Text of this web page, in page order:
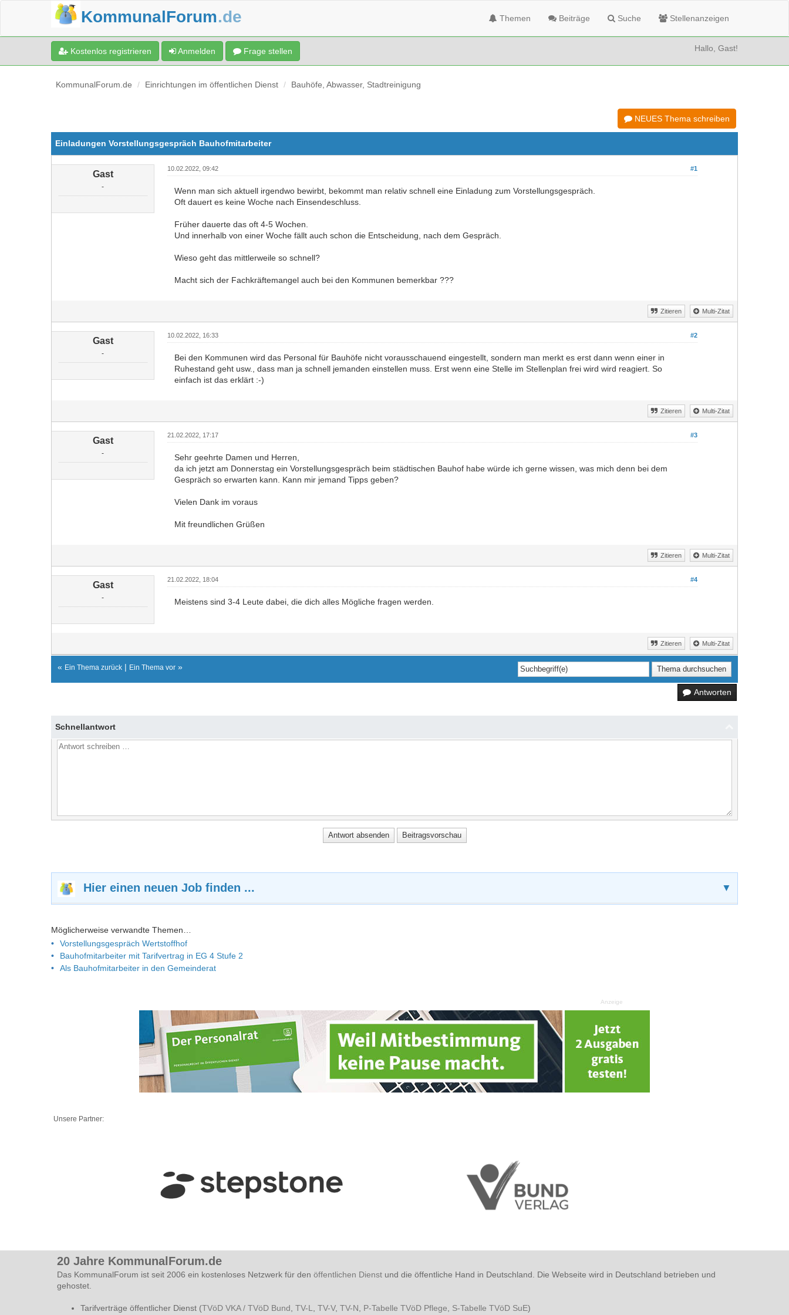
KommunalForum.de Themen Beiträge Suche Stellenanzeigen
Kostenlos registrieren Anmelden Frage stellen Hallo, Gast!
KommunalForum.de Einrichtungen im öffentlichen Dienst Bauhöfe, Abwasser, Stadtreinigung
NEUES Thema schreiben
Einladungen Vorstellungsgespräch Bauhofmitarbeiter
Gast
-
#1
10.02.2022, 09:42
Wenn man sich aktuell irgendwo bewirbt, bekommt man relativ schnell eine Einladung zum Vorstellungsgespräch.
Oft dauert es keine Woche nach Einsendeschluss.
Früher dauerte das oft 4-5 Wochen.
Und innerhalb von einer Woche fällt auch schon die Entscheidung, nach dem Gespräch.
Wieso geht das mittlerweile so schnell?
Macht sich der Fachkräftemangel auch bei den Kommunen bemerkbar ???
Zitieren Multi-Zitat
Gast
-
#2
10.02.2022, 16:33
Bei den Kommunen wird das Personal für Bauhöfe nicht vorausschauend eingestellt, sondern man merkt es erst dann wenn einer in
Ruhestand geht usw., dass man ja schnell jemanden einstellen muss. Erst wenn eine Stelle im Stellenplan frei wird wird reagiert. So
einfach ist das erklärt :-)
Zitieren Multi-Zitat
Gast
-
#3
21.02.2022, 17:17
Sehr geehrte Damen und Herren,
da ich jetzt am Donnerstag ein Vorstellungsgespräch beim städtischen Bauhof habe würde ich gerne wissen, was mich denn bei dem
Gespräch so erwarten kann. Kann mir jemand Tipps geben?
Vielen Dank im voraus
Mit freundlichen Grüßen
Zitieren Multi-Zitat
Gast
-
#4
21.02.2022, 18:04
Meistens sind 3-4 Leute dabei, die dich alles Mögliche fragen werden.
Zitieren Multi-Zitat
« Ein Thema zurück | Ein Thema vor »
Antworten
Schnellantwort
Hier einen neuen Job finden ... ▼
Möglicherweise verwandte Themen…
Vorstellungsgespräch Wertstoffhof
Bauhofmitarbeiter mit Tarifvertrag in EG 4 Stufe 2
Als Bauhofmitarbeiter in den Gemeinderat
Anzeige
Unsere Partner:
20 Jahre KommunalForum.de
Das KommunalForum ist seit 2006 ein kostenloses Netzwerk für den öffentlichen Dienst und die öffentliche Hand in Deutschland. Die Webseite wird in Deutschland betrieben und
gehostet.
Tarifverträge öffentlicher Dienst (TVöD VKA / TVöD Bund TV-L TV-V, TV-N P-Tabelle TVöD Pflege S-Tabelle TVöD SuE)